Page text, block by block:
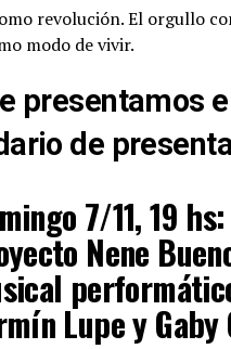
revolución. El orgullo
modo de vivir.
presentamos
de
7/11, 19 hs:
Nene
Lupe y Gaby